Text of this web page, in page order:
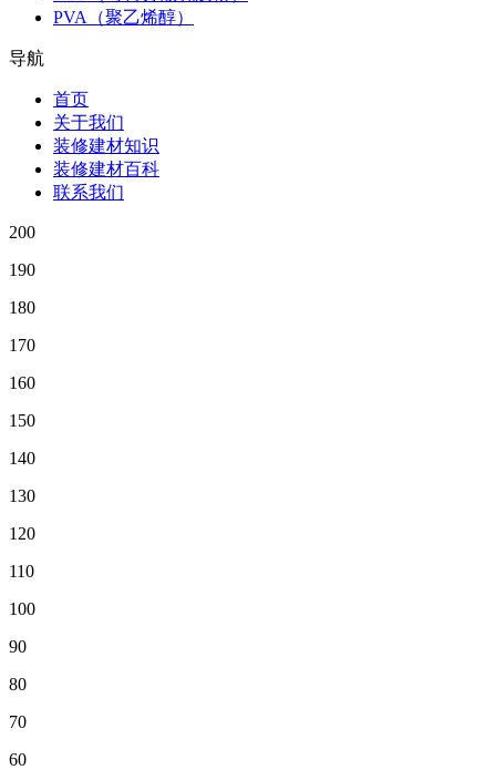
PVA（聚乙烯醇）
导航
首页
关于我们
装修建材知识
装修建材百科
联系我们
200
190
180
170
160
150
140
130
120
110
100
90
80
70
60